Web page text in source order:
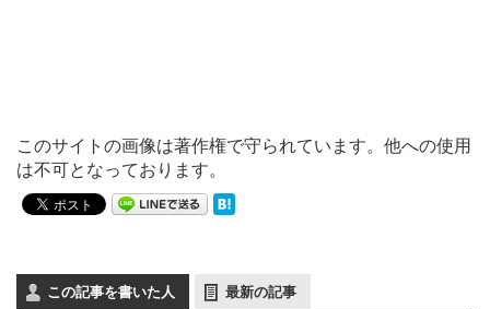
このサイトの画像は著作権で守られています。他への使用
は不可となっております。
この記事を書いた人 最新の記事